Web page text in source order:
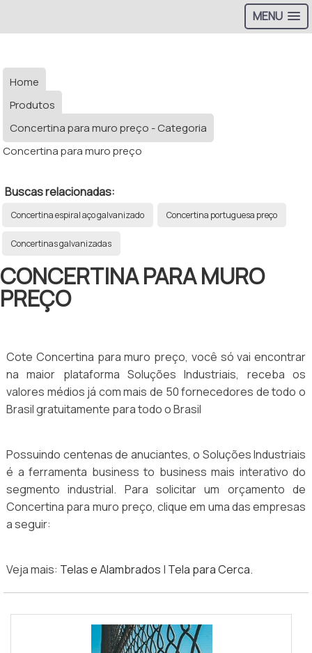
MENU
Home
Produtos
Concertina para muro preço - Categoria
Concertina para muro preço
Buscas relacionadas:
Concertina espiral aço galvanizado Concertina portuguesa preço
Concertinas galvanizadas
CONCERTINA PARA MURO
PREÇO
Cote Concertina para muro preço, você só vai encontrar
na maior plataforma Soluções Industriais, receba os
valores médios já com mais de 50 fornecedores de todo o
Brasil gratuitamente para todo o Brasil
Possuindo centenas de anuciantes, o Soluções Industriais
é a ferramenta business to business mais interativo do
segmento industrial. Para solicitar um orçamento de
Concertina para muro preço, clique em uma das empresas
a seguir:
Veja mais: Telas e Alambrados | Tela para Cerca.